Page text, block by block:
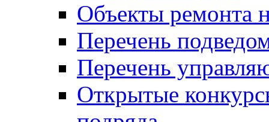
Объекты ремонта
Перечень
Перечень
Открытые